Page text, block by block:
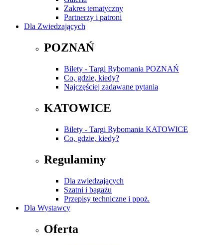
Zakres tematyczny
Partnerzy i patroni
Dla Zwiedzających
POZNAŃ
Bilety - Targi Rybomania POZNAŃ
Co, gdzie, kiedy?
Najczęściej zadawane pytania
KATOWICE
Bilety - Targi Rybomania KATOWICE
Co, gdzie, kiedy?
Regulaminy
Dla zwiedzających
Szatni i bagażu
Przepisy techniczne i ppoż.
Dla Wystawcy
Oferta